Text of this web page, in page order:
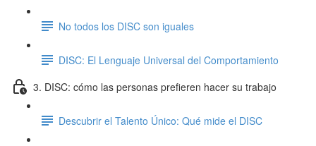
No todos los DISC son iguales
DISC: El Lenguaje Universal del Comportamiento
3. DISC: cómo las personas prefieren hacer su trabajo
Descubrir el Talento Único: Qué mide el DISC